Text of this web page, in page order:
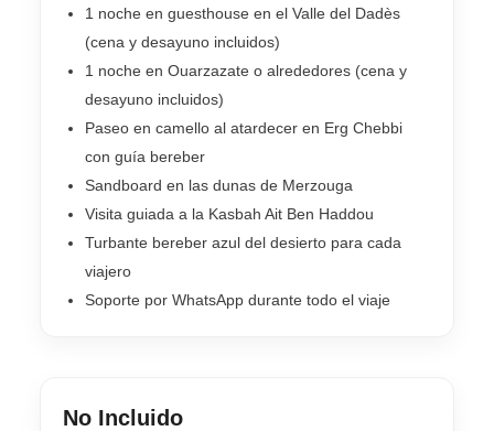
1 noche en guesthouse en el Valle del Dadès
(cena y desayuno incluidos)
1 noche en Ouarzazate o alrededores (cena y
desayuno incluidos)
Paseo en camello al atardecer en Erg Chebbi
con guía bereber
Sandboard en las dunas de Merzouga
Visita guiada a la Kasbah Ait Ben Haddou
Turbante bereber azul del desierto para cada
viajero
Soporte por WhatsApp durante todo el viaje
No Incluido